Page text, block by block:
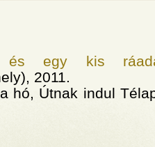
és egy kis
2011.
hó, Útnak indul